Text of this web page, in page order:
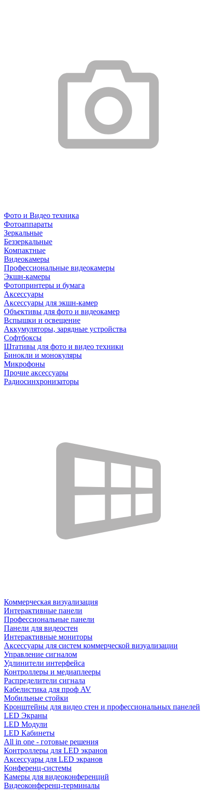
Фото и Видео техника
Фотоаппараты
Зеркальные
Беззеркальные
Компактные
Видеокамеры
Профессиональные видеокамеры
Экшн-камеры
Фотопринтеры и бумага
Аксессуары
Аксессуары для экшн-камер
Объективы для фото и видеокамер
Вспышки и освещение
Аккумуляторы, зарядные устройства
Софтбоксы
Штативы для фото и видео техники
Бинокли и монокуляры
Микрофоны
Прочие аксессуары
Радиосинхронизаторы
Коммерческая визуализация
Интерактивные панели
Профессиональные панели
Панели для видеостен
Интерактивные мониторы
Аксессуары для систем коммерческой визуализации
Управление сигналом
Удлинители интерфейса
Контроллеры и медиаплееры
Распределители сигнала
Кабелистика для проф AV
Мобильные стойки
Кронштейны для видео стен и профессиональных панелей
LED Экраны
LED Модули
LED Кабинеты
All in one - готовые решения
Контроллеры для LED экранов
Аксессуары для LED экранов
Конференц-системы
Камеры для видеоконференций
Видеоконференц-терминалы